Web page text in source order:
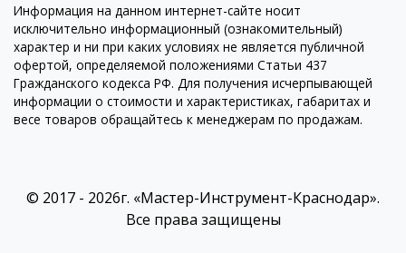
Информация на данном интернет-сайте носит
исключительно информационный (ознакомительный)
характер и ни при каких условиях не является публичной
офертой, определяемой положениями Статьи 437
Гражданского кодекса РФ. Для получения исчерпывающей
информации о стоимости и характеристиках, габаритах и
весе товаров обращайтесь к менеджерам по продажам.
© 2017 - 2026г. «Мастер-Инструмент-Краснодар».
Все права защищены